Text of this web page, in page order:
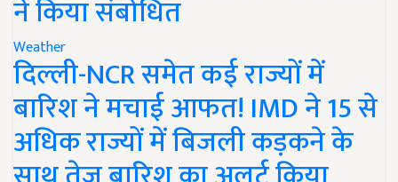
ने किया संबोधित
Weather
दिल्ली-NCR समेत कई राज्यों में
बारिश ने मचाई आफत! IMD ने 15 से
अधिक राज्यों में बिजली कड़कने के